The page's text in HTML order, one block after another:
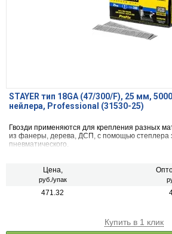
STAYER тип 18GA (47/300/F), 25 мм,
нейлера, Professional (31530-25)
Гвозди применяются для крепления разных
из фанеры, дерева, ДСП, с помощью степлера
пневматического.
Цена,
руб./упак
471.32
Купить в 1 клик